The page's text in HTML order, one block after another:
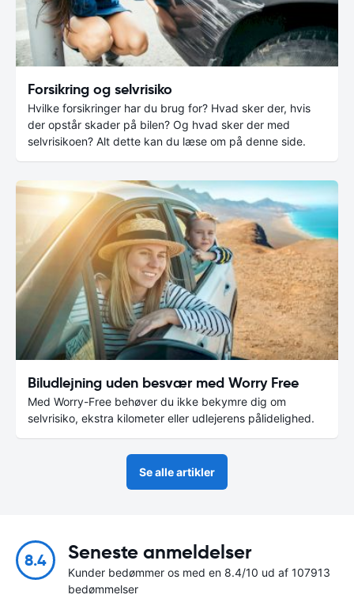
Forsikring og selvrisiko
Hvilke forsikringer har du brug for? Hvad sker der, hvis
der opstår skader på bilen? Og hvad sker der med
selvrisikoen? Alt dette kan du læse om på denne side.
Biludlejning uden besvær med Worry Free
Med Worry-Free behøver du ikke bekymre dig om
selvrisiko, ekstra kilometer eller udlejerens pålidelighed.
Se alle artikler
8.4 Seneste anmeldelser
Kunder bedømmer os med en 8.4/10 ud af 107913
bedømmelser